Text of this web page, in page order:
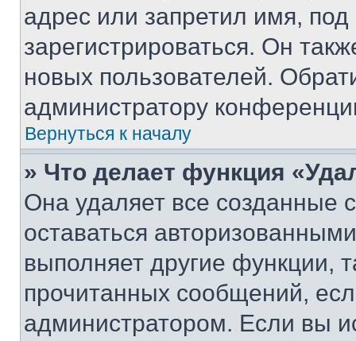
адрес или запретил имя,
зарегистрироваться. Он
новых пользователей.
администратору
Вернуться к началу
» Что делает функция
Она удаляет все созданные
оставаться
выполняет другие функции,
прочитанных сообщений,
администратором. Если вы